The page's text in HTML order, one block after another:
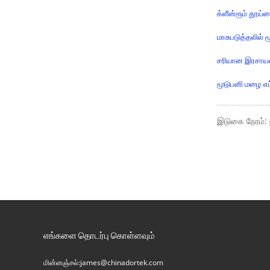
க்ளீன்ரூம்
சரியான
மூடுபனி மழை
இடுகை நேரம்:
எங்களை தொடர்பு கொள்ளவும்
மின்னஞ்சல்:james@chinadortek.com